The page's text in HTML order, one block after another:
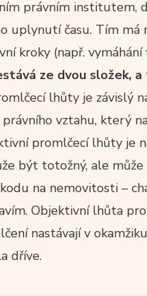
právním institutem,
uplynutí času. Tím
kroky (např.
ze dvou složek,
lhůty je závislý
vztahu, který
promlčecí lhůty je
být totožný, ale
na nemovitosti –
Objektivní lhůta
nastávají v
dříve.